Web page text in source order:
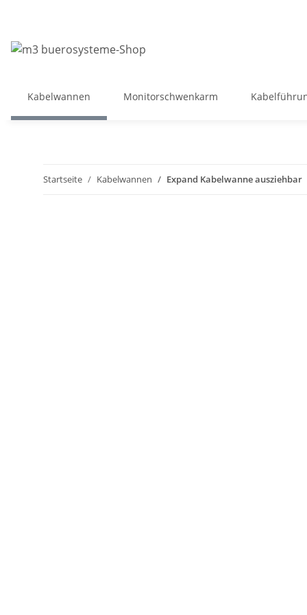
Kabelwannen Monitorschwenkarm
Startseite Kabelwannen Expand Kabelwanne ausziehbar